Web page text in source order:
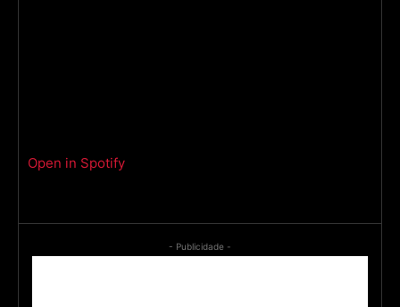
Open in Spotify
- Publicidade -